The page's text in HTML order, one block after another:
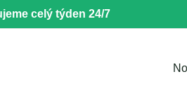
celý týden 24/7